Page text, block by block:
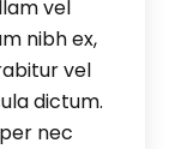
vel
nibh ex,
vel
dictum.
nec